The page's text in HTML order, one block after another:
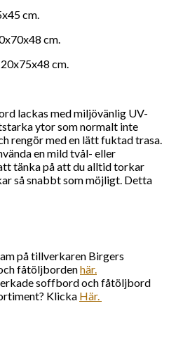
cm.
cm.
cm.
lackas med miljövänlig UV-
ytor som normalt inte
rengör med en lätt fuktad trasa.
en mild tvål- eller
tänka på att du alltid torkar
så snabbt som möjligt. Detta
på tillverkaren Birgers
fåtöljbordenhär.
soffbord och fåtöljbord
Klicka Här.